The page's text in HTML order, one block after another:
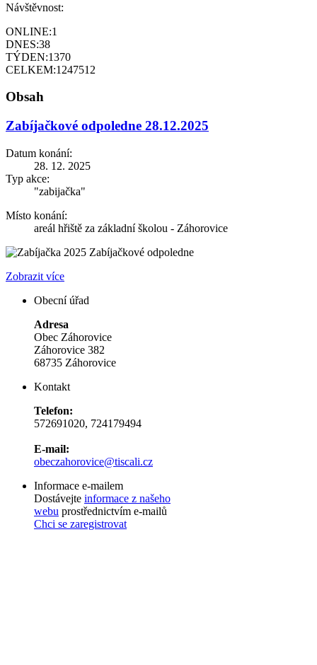
Návštěvnost:
ONLINE:1
DNES:38
TÝDEN:1370
CELKEM:1247512
Obsah
Zabíjačkové odpoledne 28.12.2025
Datum konání:
28. 12. 2025
Typ akce:
"zabijačka"
Místo konání:
areál hřiště za základní školou - Záhorovice
Zabíjačkové odpoledne
Zobrazit více
Obecní úřad
Adresa
Obec Záhorovice
Záhorovice 382
68735 Záhorovice
Kontakt
Telefon:
572691020, 724179494
E-mail:
obeczahorovice@tiscali.cz
Informace e-mailem
Dostávejte informace z našeho
webu prostřednictvím e-mailů
Chci se zaregistrovat